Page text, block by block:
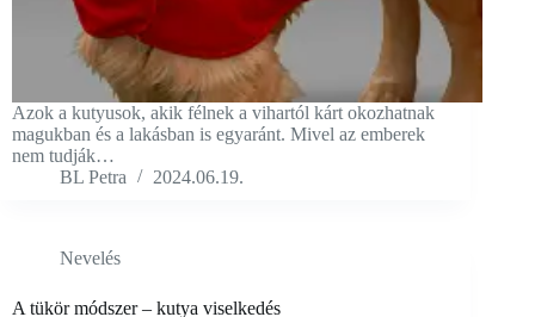
Azok a kutyusok, akik félnek a vihartól kárt okozhatnak
magukban és a lakásban is egyaránt. Mivel az emberek
nem tudják…
BL Petra
2024.06.19.
Nevelés
A tükör módszer – kutya viselkedés